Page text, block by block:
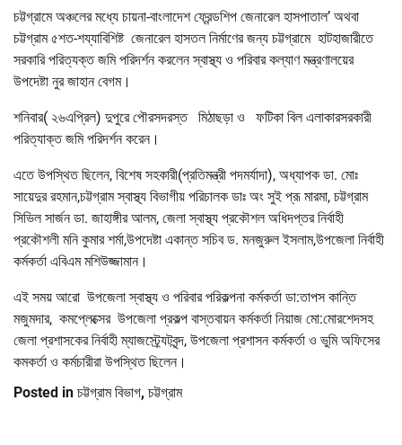
চট্টগ্রামে অঞ্চলের মধ্যে চায়না-বাংলাদেশ ফ্রেন্ডশিপ জেনারেল হাসপাতাল’ অথবা
চট্টগ্রাম ৫শত-শয্যাবিশিষ্ট জেনারেল হাসতল নির্মাণের জন্য চট্টগ্রামে হাটহাজারীতে
সরকারি পরিত্যক্ত জমি পরিদর্শন করলেন স্বাস্থ্য ও পরিবার কল্যাণ মন্ত্রণালয়ের
উপদেষ্টা নুর জাহান বেগম।
শনিবার( ২৬এপ্রিল) দুপুরে পৌরসদরস্ত মিঠাছড়া ও ফটিকা বিল এলাকারসরকারী
পরিত্যাক্ত জমি পরিদর্শন করেন।
এতে উপস্থিত ছিলেন, বিশেষ সহকারী(প্রতিমন্ত্রী পদমর্যাদা), অধ্যাপক ডা. মোঃ
সায়েদুর রহমান,চট্টগ্রাম স্বাস্থ্য বিভাগীয় পরিচালক ডাঃ অং সুই প্রূ মারমা, চট্টগ্রাম
সিভিল সার্জন ডা. জাহাঙ্গীর আলম, জেলা স্বাস্থ্য প্রকৌশল অধিদপ্তর নির্বাহী
প্রকৌশলী মনি কুমার শর্মা,উপদেষ্টা একান্ত সচিব ড. মনজুরুল ইসলাম,উপজেলা নির্বাহী
কর্মকর্তা এবিএম মশিউজ্জামান।
এই সময় আরো উপজেলা স্বাস্থ্য ও পরিবার পরিকল্পনা কর্মকর্তা ডা:তাপস কান্তি
মজুমদার, কমপ্লেক্সের উপজেলা প্রকল্প বাস্তবায়ন কর্মকর্তা নিয়াজ মো:মোরশেদসহ
জেলা প্রশাসকের নির্বাহী ম্যাজস্ট্র্যেটবৃন্দ, উপজেলা প্রশাসন কর্মকর্তা ও ভুমি অফিসের
কমকর্তা ও কর্মচারীরা উপস্থিত ছিলেন।
Posted in চট্টগ্রাম বিভাগ, চট্টগ্রাম